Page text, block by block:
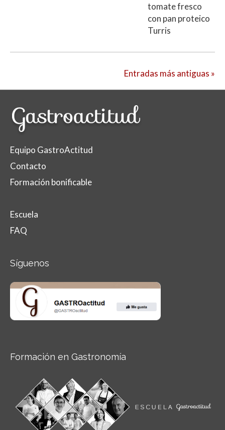
tomate fresco
con pan proteico
Turris
Entradas más antiguas »
Equipo GastroActitud
Contacto
Formación bonificable
Escuela
FAQ
Síguenos
Formación en Gastronomía